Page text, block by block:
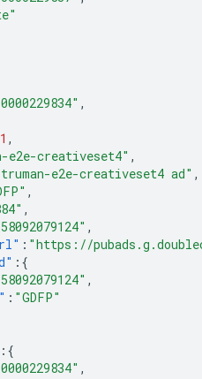
,
,
e2e-creativeset4" ,
e2e-creativeset4 ad" ,
,
,
,
: "https://
:{
,
: "GDFP"
:{
,